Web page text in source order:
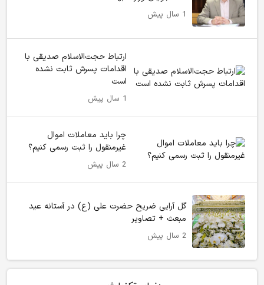
1 سال پیش
ارتباط حجت‌الاسلام صدیقی با
اقدامات پسرش ثابت نشده
است
1 سال پیش
چرا باید معاملات اموال
غیرمنقول را ثبت رسمی کنیم؟
2 سال پیش
گل آرایی ضریح حضرت علی (ع) در آستانه عید
مبعث + تصاویر
2 سال پیش